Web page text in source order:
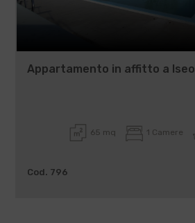
Appartamento in affitto a Iseo
65 mq 1 Camere
Cod. 796